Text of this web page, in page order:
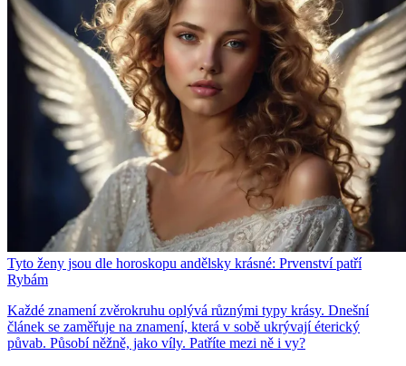
Tyto ženy jsou dle horoskopu andělsky krásné: Prvenství patří
Rybám
Každé znamení zvěrokruhu oplývá různými typy krásy. Dnešní
článek se zaměřuje na znamení, která v sobě ukrývají éterický
půvab. Působí něžně, jako víly. Patříte mezi ně i vy?